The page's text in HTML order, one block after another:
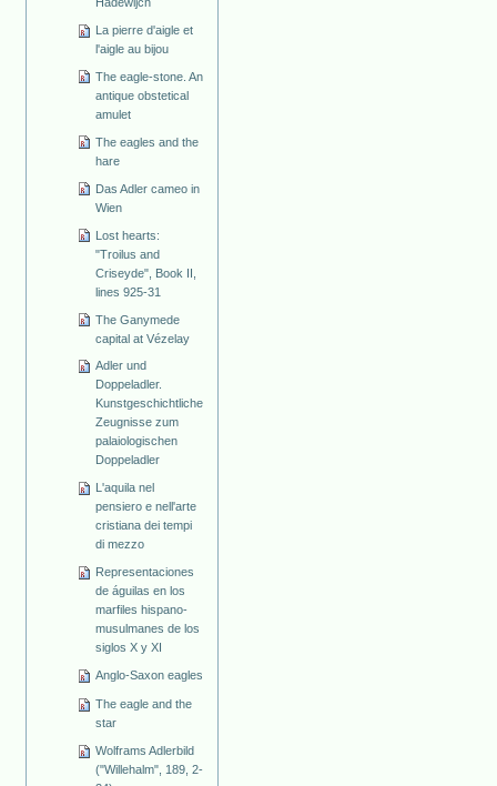
La pierre d'aigle et
l'aigle au bijou
The eagle-stone. An
antique obstetical
amulet
The eagles and the
hare
Das Adler cameo in
Wien
Lost hearts:
"Troilus and
Criseyde", Book II,
lines 925-31
The Ganymede
capital at Vézelay
Adler und
Doppeladler.
Kunstgeschichtliche
Zeugnisse zum
palaiologischen
Doppeladler
L'aquila nel
pensiero e nell'arte
cristiana dei tempi
di mezzo
Representaciones
de águilas en los
marfiles hispano-
musulmanes de los
siglos X y XI
Anglo-Saxon eagles
The eagle and the
star
Wolframs Adlerbild
("Willehalm", 189, 2-